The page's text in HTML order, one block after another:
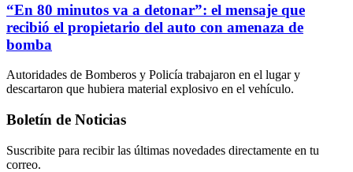
“En 80 minutos va a detonar”: el mensaje que
recibió el propietario del auto con amenaza de
bomba
Autoridades de Bomberos y Policía trabajaron en el lugar y
descartaron que hubiera material explosivo en el vehículo.
Boletín de Noticias
Suscribite para recibir las últimas novedades directamente en tu
correo.